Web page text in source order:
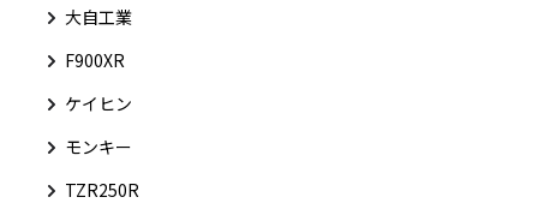
大自工業
F900XR
ケイヒン
モンキー
TZR250R